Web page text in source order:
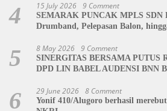
4 15 July 2026 9 Comment
SEMARAK PUNCAK MPLS SDN
Drumband, Pelepasan Balon,
5 8 May 2026 9 Comment
SINERGITAS BERSAMA
DPD LIN BABEL AUDENSI BNN
6 29 June 2026 8 Comment
Yonif 410/Alugoro berhasil